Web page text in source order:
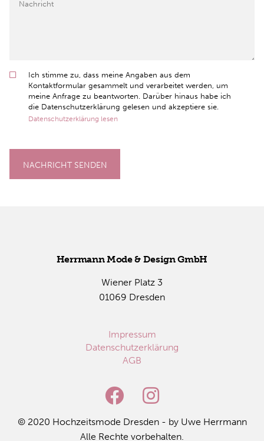
Ich stimme zu, dass meine Angaben aus dem
Kontaktformular gesammelt und verarbeitet werden, um
meine Anfrage zu beantworten. Darüber hinaus habe ich
die Datenschutzerklärung gelesen und akzeptiere sie.
Datenschutzerklärung lesen
NACHRICHT SENDEN
Herr­mann Mode & De­sign GmbH
Wie­ner Platz 3
01069 Dres­den
Impressum
Datenschutzerklärung
AGB
© 2020 Hoch­zeits­mo­de Dres­den - by Uwe Herr­mann
Alle Rech­te vor­be­hal­ten.